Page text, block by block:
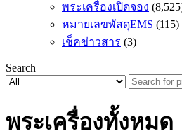
พระเครื่องเปิดจอง
หมายเลขพัสดุEMS (115)
เช็คข่าวสาร (3)
Search
พระเครื่องทั้งหมด